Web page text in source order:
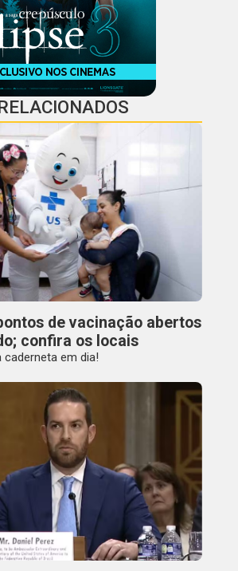
de vacinação abertos
confira os locais
caderneta em dia!